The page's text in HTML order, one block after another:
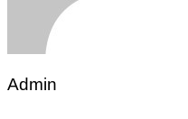
Admin